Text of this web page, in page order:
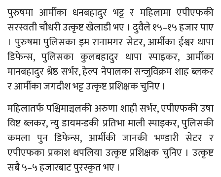
पुरुषमा आर्मीका धनबहादुर भट्ट र महिलामा एपीएफकी
सरस्वती चौधरी उत्कृष्ट खेलाडी भए । दुवैले १५–१५ हजार पाए
। पुरुषमा पुलिसका इम रानामगर सेटर, आर्मीका ईश्वर थापा
डिफेन्स, पुलिसका कुलबहादुर थापा स्पाइकर, आर्मीका
मानबहादुर श्रेष्ठ सर्भर, हेल्प नेपालका सन्जुविक्रम शाह ब्लकर
र आर्मीका जगदीश भट्ट उत्कृष्ट प्रशिक्षक चुनिए ।
महिलातर्फ पश्चिमाञ्चलकी अरुणा शाही सर्भर, एपीएफकी उषा
विष्ट ब्लकर, न्यु डायमन्डकी प्रतिभा माली स्पाइकर, पुलिसकी
कमला पुन डिफेन्स, आर्मीकी जानकी भण्डारी सेटर र
एपीएफका प्रकाश थपलिया उत्कृष्ट प्रशिक्षक चुनिए । उत्कृष्ट
सबै ५–५ हजारबाट पुरस्कृत भए ।